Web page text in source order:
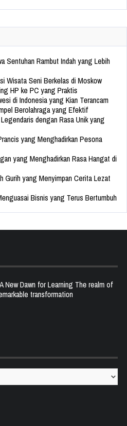
Sentuhan Rambut Indah yang Lebih
Wisata Seni Berkelas di Moskow
HP ke PC yang Praktis
di Indonesia yang Kian Terancam
Berolahraga yang Efektif
dengan Rasa Unik yang
yang Menghadirkan Pesona
yang Menghadirkan Rasa Hangat di
Gurih yang Menyimpan Cerita Lezat
Bisnis yang Terus Bertumbuh
New Dawn for Learning The realm of
transformation